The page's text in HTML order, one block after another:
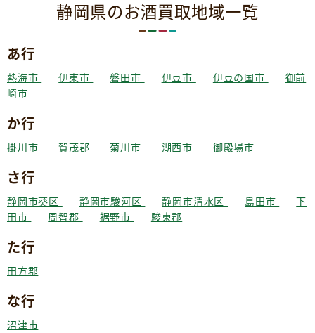
静岡県のお酒買取地域一覧
あ行
熱海市 伊東市 磐田市 伊豆市 伊豆の国市
御前
崎市
か行
掛川市 賀茂郡 菊川市 湖西市 御殿場市
さ行
静岡市葵区 静岡市駿河区 静岡市清水区 島田市
下
田市
周智郡 裾野市 駿東郡
た行
田方郡
な行
沼津市